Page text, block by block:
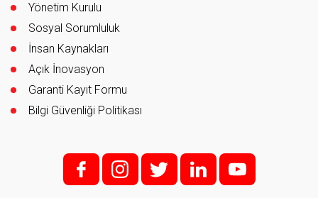
Yönetim Kurulu
Sosyal Sorumluluk
İnsan Kaynakları
Açık İnovasyon
Garanti Kayıt Formu
Bilgi Güvenliği Politikası
f; i; t l y